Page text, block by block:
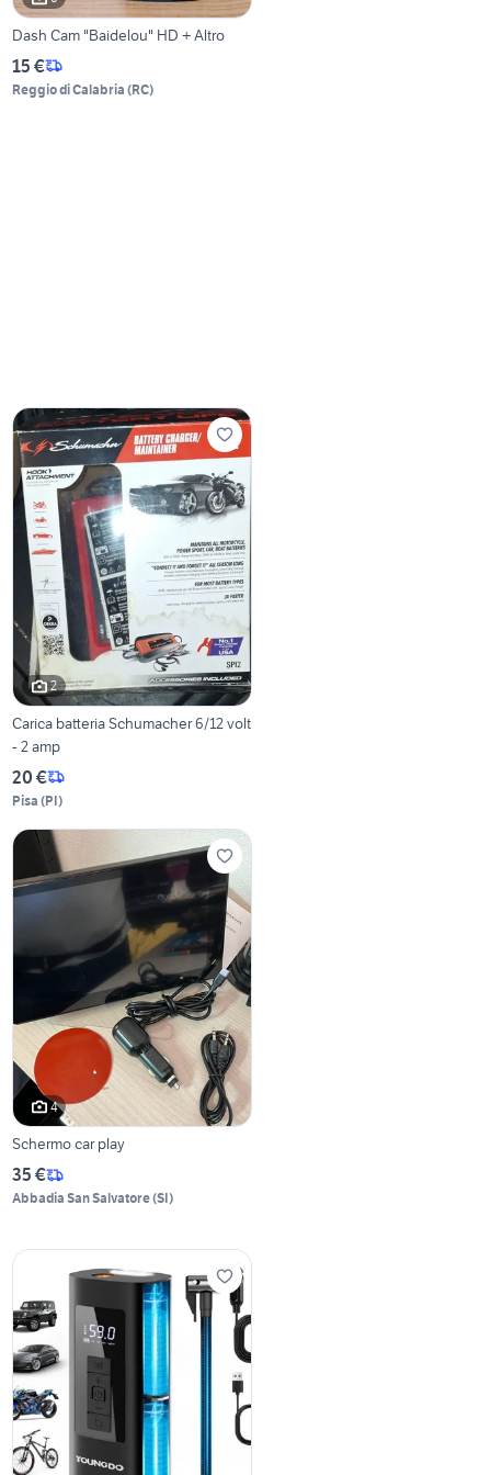
Dash Cam "Baidelou" HD + Altro
15 €
Reggio di Calabria (RC)
2
Carica batteria Schumacher 6/12 volt
- 2 amp
20 €
Pisa (PI)
4
Schermo car play
35 €
Abbadia San Salvatore(SI)